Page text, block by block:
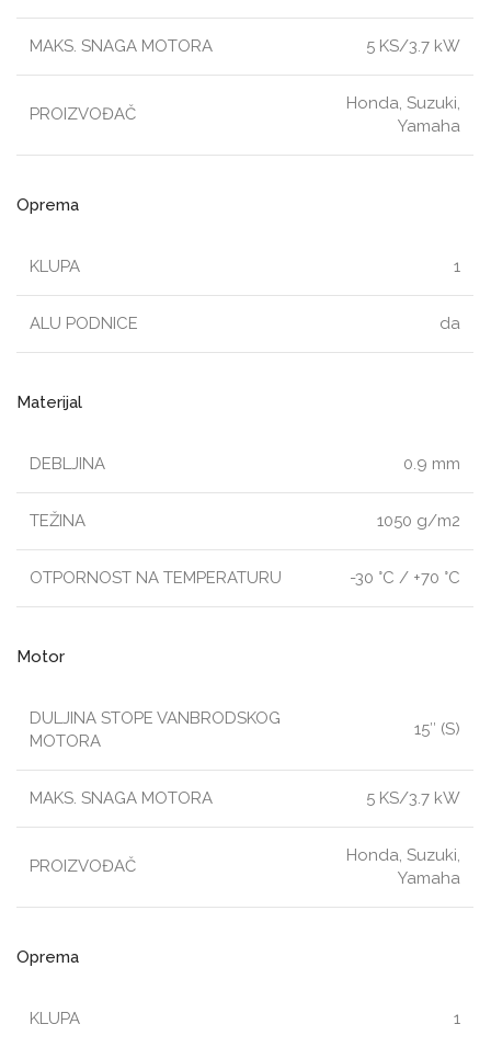
MAKS. SNAGA MOTORA 5 KS/3.7 kW
PROIZVOĐAČ
Honda, Suzuki,
Yamaha
Oprema
KLUPA 1
ALU PODNICE da
Materijal
DEBLJINA 0.9 mm
TEŽINA 1050 g/m2
OTPORNOST NA TEMPERATURU -30 °C / +70 °C
Motor
DULJINA STOPE VANBRODSKOG
MOTORA
15″ (S)
MAKS. SNAGA MOTORA 5 KS/3.7 kW
PROIZVOĐAČ
Honda, Suzuki,
Yamaha
Oprema
KLUPA 1